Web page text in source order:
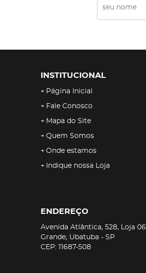
INSTITUCIONAL
Página Inicial
Fale Conosco
Mapa do Site
Quem Somos
Onde estamos
Indique nossa Loja
ENDEREÇO
Avenida Atlântica, 528, Loja 06
Grande, Ubatuba - SP
CEP: 11687-508